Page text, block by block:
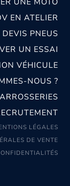
EN ATELIER
PNEUS
UN ESSAI
VÉHICULE
NOUS ?
LÉGALES
DE VENTE